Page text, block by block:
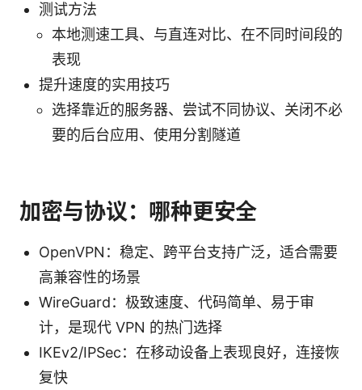
测试方法
本地测速工具、与直连对比、在不同时间段的
表现
提升速度的实用技巧
选择靠近的服务器、尝试不同协议、关闭不必
要的后台应用、使用分割隧道
加密与协议：哪种更安全
OpenVPN：稳定、跨平台支持广泛，适合需要
高兼容性的场景
WireGuard：极致速度、代码简单、易于审
计，是现代 VPN 的热门选择
IKEv2/IPSec：在移动设备上表现良好，连接恢
复快